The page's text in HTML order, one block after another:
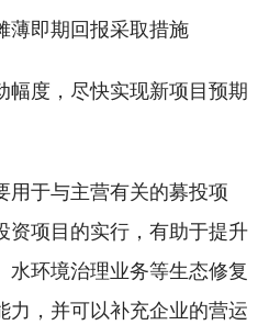
薄即期回报采取措施
幅度，尽快实现新项目预期
用于与主营有关的募投项
资项目的实行，有助于提升
水环境治理业务等生态修复
力，并可以补充企业的营运